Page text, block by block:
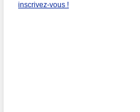
inscrivez-vous !